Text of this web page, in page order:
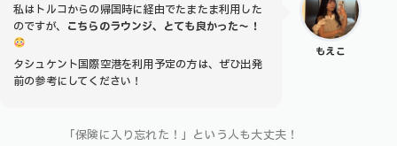
もえこ
私はトルコからの帰国時に経由でたまたま利用した
のですが、 こちらのラウンジ、とても良かった〜！
タシュケント国際空港を利用予定の方は、ぜひ出発
前の参考にしてください！
「保険に入り忘れた！」という人も大丈夫！